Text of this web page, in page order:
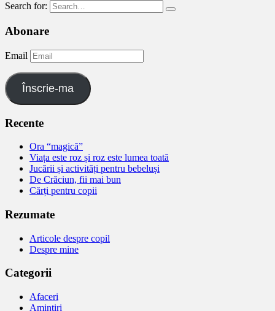
Search for:
Abonare
Email
Înscrie-ma
Recente
Ora “magică”
Viața este roz și roz este lumea toată
Jucării și activități pentru bebeluși
De Crăciun, fii mai bun
Cărți pentru copii
Rezumate
Articole despre copil
Despre mine
Categorii
Afaceri
Amintiri